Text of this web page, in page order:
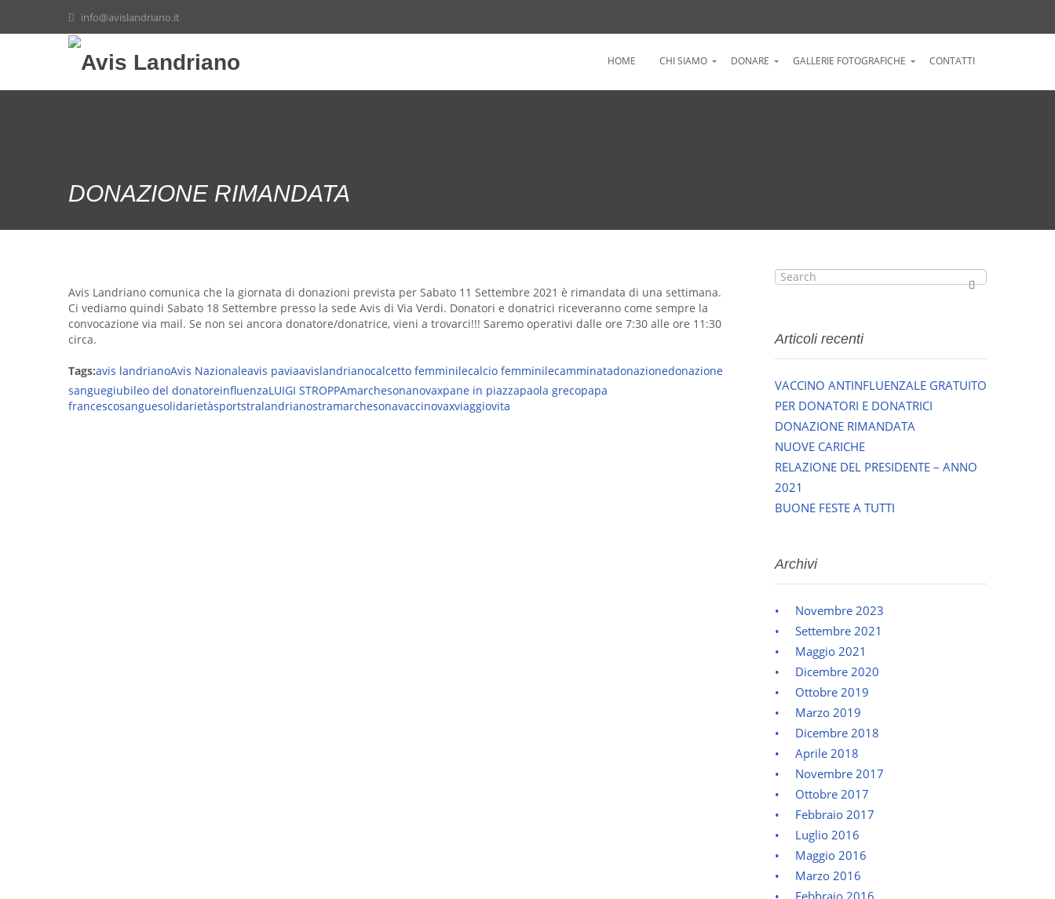
info@avislandriano.it
HOME CHI SIAMO DONARE GALLERIE FOTOGRAFICHE CONTATTI
DONAZIONE RIMANDATA
Avis Landriano comunica che la giornata di donazioni prevista per Sabato 11 Settembre 2021 è rimandata di una settimana.
Ci vediamo quindi Sabato 18 Settembre presso la sede Avis di Via Verdi. Donatori e donatrici riceveranno come sempre la
convocazione via mail. Se non sei ancora donatore/donatrice, vieni a trovarci!!! Saremo operativi dalle ore 7:30 alle ore 11:30
circa.
Tags:avis landrianoAvis Nazionaleavis paviaavislandrianocalcetto femminilecalcio femminilecamminatadonazionedonazione
sanguegiubileo del donatoreinfluenzaLUIGI STROPPAmarchesonanovaxpane in piazzapaola grecopapa
francescosanguesolidarietàsportstralandrianostramarchesonavaccinovaxviaggiovita
Articoli recenti
VACCINO ANTINFLUENZALE GRATUITO
PER DONATORI E DONATRICI
DONAZIONE RIMANDATA
NUOVE CARICHE
RELAZIONE DEL PRESIDENTE – ANNO
2021
BUONE FESTE A TUTTI
Archivi
Novembre 2023
Settembre 2021
Maggio 2021
Dicembre 2020
Ottobre 2019
Marzo 2019
Dicembre 2018
Aprile 2018
Novembre 2017
Ottobre 2017
Febbraio 2017
Luglio 2016
Maggio 2016
Marzo 2016
Febbraio 2016